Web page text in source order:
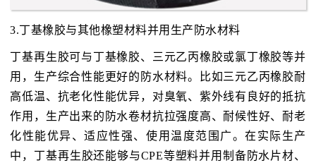
3.丁基橡胶与其他橡塑材料并用生产防水材料
丁基再生胶可与丁基橡胶、三元乙丙橡胶或氯丁橡胶等并
用，生产综合性能更好的防水材料。比如三元乙丙橡胶耐
高低温、抗老化性能优异，对臭氧、紫外线有良好的抵抗
作用，生产出来的防水卷材抗拉强度高、耐候性好、耐老
化性能优异、适应性强、使用温度范围广。在实际生产
中，丁基再生胶还能够与CPE等塑料并用制备防水片材、